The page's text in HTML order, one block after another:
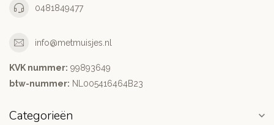
0481849477
info@metmuisjes.nl
KVK nummer: 99893649
btw-nummer: NL005416464B23
Categorieën